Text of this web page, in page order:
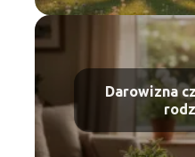
Darowizna